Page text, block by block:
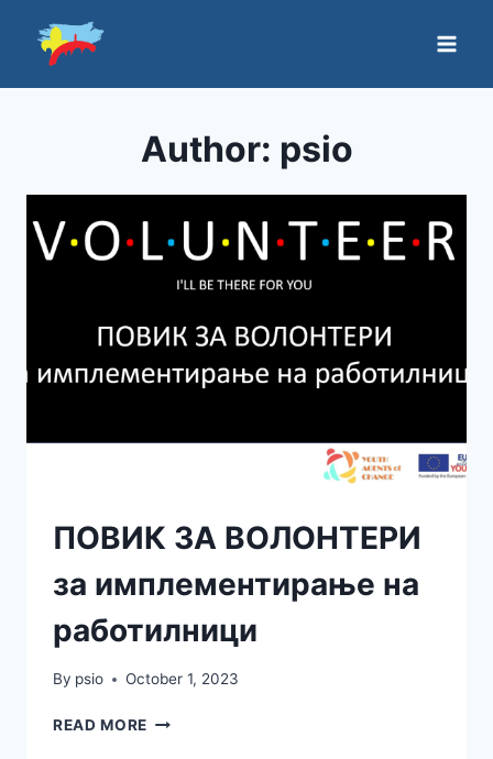
Author: psio
ПОВИК ЗА ВОЛОНТЕРИ
за имплементирање на
работилници
By psio October 1, 2023
READ MORE